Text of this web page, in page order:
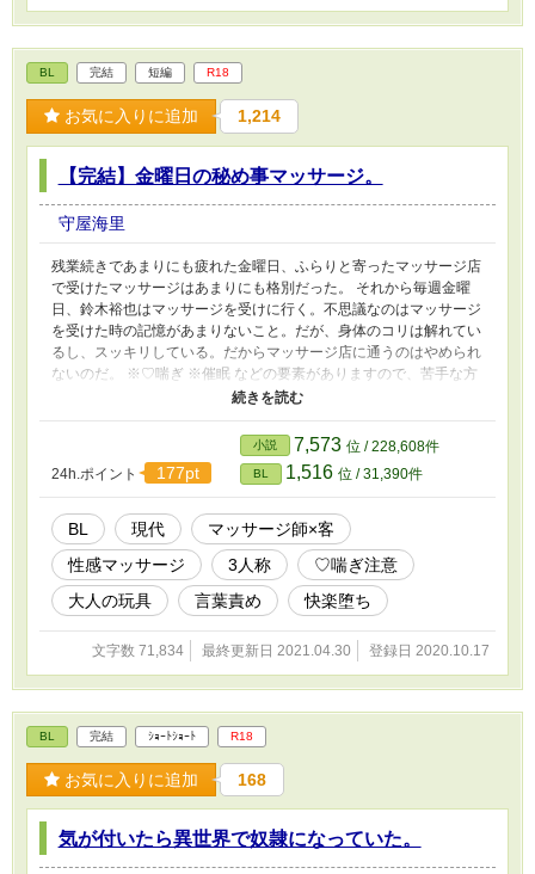
ように。――そんなことないよね、フィンは、僕を待っていてくれ
して――恋焦がれた時間の分、たっぷり愛させてね。 固定CP:レオ
ン×フィンです。 ※ムーンライトノベルズ様にも投稿しています。
BL 完結 短編 R18
お気に入りに追加 1,214
【完結】金曜日の秘め事マッサージ。
守屋海里
残業続きであまりにも疲れた金曜日、ふらりと寄ったマッサージ店
で受けたマッサージはあまりにも格別だった。 それから毎週金曜
日、鈴木裕也はマッサージを受けに行く。不思議なのはマッサージ
を受けた時の記憶があまりないこと。だが、身体のコリは解れてい
るし、スッキリしている。だからマッサージ店に通うのはやめられ
ないのだ。 ※♡喘ぎ ※催眠 などの要素がありますので、苦手な方
はご注意を。投稿は不定期です。（※週一目標） ※ムーンライト
24h.ポイント 177pt
小説 7,573 位 / 228,608件
BL 1,516 位 / 31,390件
BL 現代
マッサージ師×客
性感マッサージ
3人称
♡喘ぎ注意
大人の玩具
言葉責め 快楽堕ち
文字数 71,834 最終更新日 2021.04.30 登録日 2020.10.17
BL 完結 ｼｮｰﾄｼｮｰﾄ R18
お気に入りに追加 168
気が付いたら異世界で奴隷になっていた。